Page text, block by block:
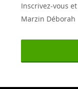
Inscrivez-vous
Marzin Déborah